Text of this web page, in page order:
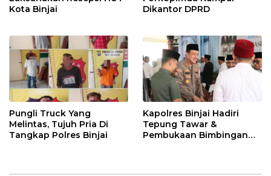
Kota Binjai
Dikantor DPRD
Pungli Truck Yang
Melintas, Tujuh Pria Di
Tangkap Polres Binjai
Kapolres Binjai Hadiri
Tepung Tawar &
Pembukaan Bimbingan